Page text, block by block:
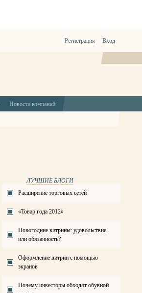
Регистрация Вход
Поиск
Новости компаний
ЛУЧШИЕ БЛОГИ
Расширение торговых сетей
«Товар года 2012»
Новогодние витрины: удовольствие
или обязанность?
Оформление витрин с помощью
экранов
Почему инвесторы обходят обувной